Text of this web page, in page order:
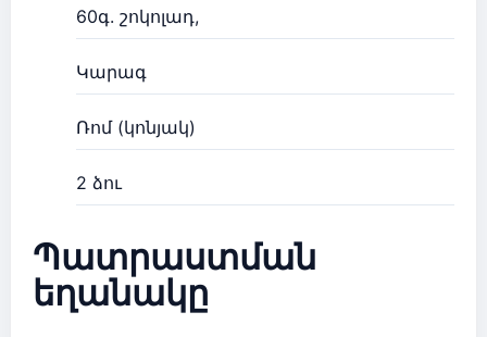
60գ. շոկոլադ,
Կարագ
Ռոմ (կոնյակ)
2 ձու
Պատրաստման
եղանակը